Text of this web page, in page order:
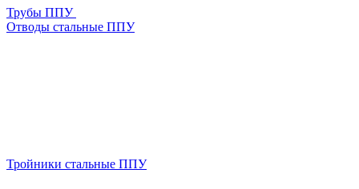
Трубы ППУ
Отводы стальные ППУ
Тройники стальные ППУ